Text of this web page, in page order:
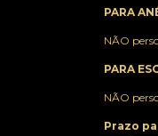
PARA
NÃO
PARA
NÃO
Prazo